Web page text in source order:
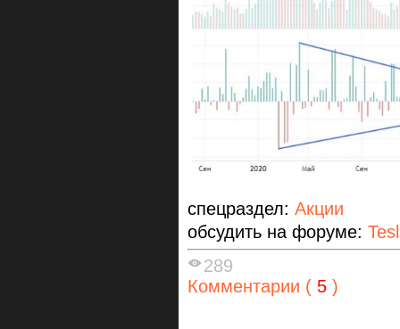
спецраздел: Акции
обсудить на форуме:
289
Комментарии ( 5 )